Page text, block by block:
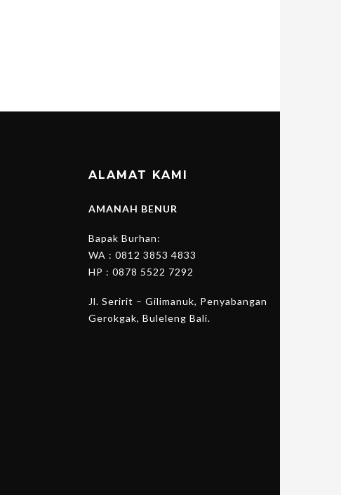
ALAMAT KAMI
AMANAH BENUR
Bapak Burhan:
WA : 0812 3853 4833
HP : 0878 5522 7292
Jl. Seririt – Gilimanuk, Penyabangan
Gerokgak, Buleleng Bali.